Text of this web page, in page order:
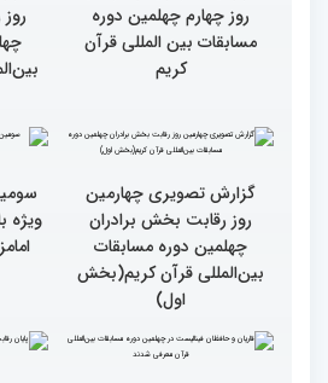
گزارش تصویری چهارمین
روز رقابت بخش برادران
بین‌المللی قرآن کریم(بخش
چهارم)
گزارش تصویری از حواشی
روز چهارم چهلمین دوره
مسابقات بین المللی قرآن
کریم